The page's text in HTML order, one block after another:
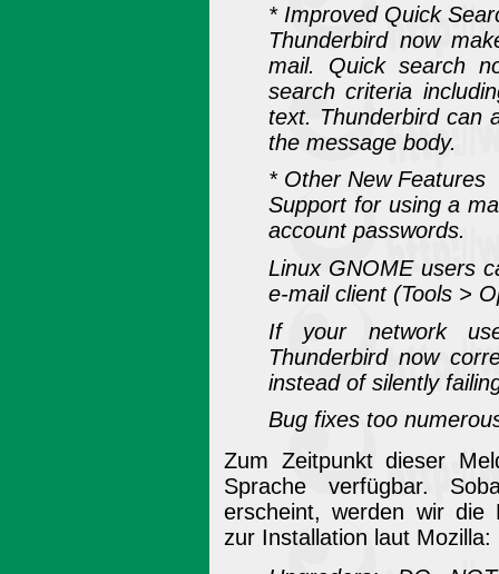
* Improved Quick
Thunderbird now
mail. Quick search
search criteria
text. Thunderbird can
the message body.
* Other New Features
Support for using a
account passwords.
Linux GNOME users
e-mail client (Tools >
If your network
Thunderbird now
instead of silently
Bug fixes too
Zum Zeitpunkt dieser
Sprache verfügbar.
erscheint, werden wir die
zur Installation laut Mozilla: